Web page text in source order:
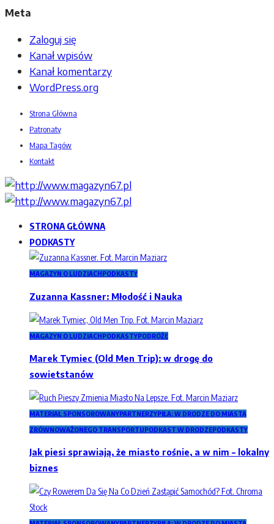
Meta
Zaloguj się
Kanał wpisów
Kanał komentarzy
WordPress.org
Strona Główna
Patronaty
Mapa Tagów
Kontakt
STRONA GŁÓWNA
PODKASTY
MAGAZYN O LUDZIACHPODKASTY
Zuzanna Kassner: Młodość i Nauka
MAGAZYN O LUDZIACHPODKASTYPODRÓŻE
Marek Tymiec (Old Men Trip): w drogę do
sowietstanów
MATERIAŁ SPONSOROWANYPARTNERZYPIŁA: W DRODZE DO MIASTA
ZRÓWNOWAŻONEGO TRANSPORTUPODKAST W DRODZEPODKASTY
Jak piesi sprawiają, że miasto rośnie, a w nim – lokalny
biznes